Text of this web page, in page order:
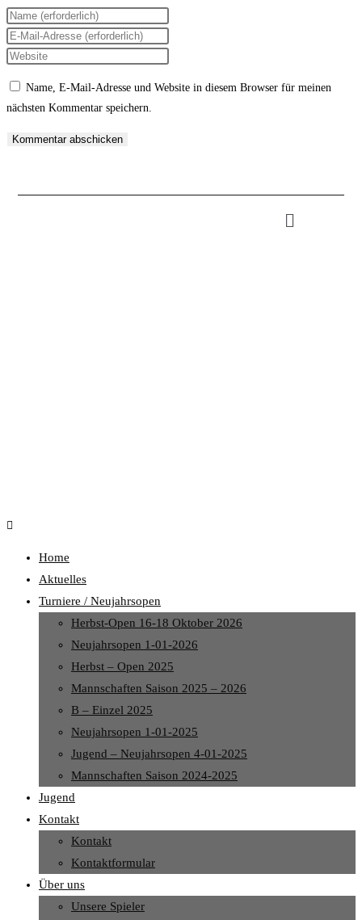
Name, E-Mail-Adresse und Website in diesem Browser für meinen
nächsten Kommentar speichern.
Home
Aktuelles
Turniere / Neujahrsopen
Herbst-Open 16-18 Oktober 2026
Neujahrsopen 1-01-2026
Herbst – Open 2025
Mannschaften Saison 2025 – 2026
B – Einzel 2025
Neujahrsopen 1-01-2025
Jugend – Neujahrsopen 4-01-2025
Mannschaften Saison 2024-2025
Jugend
Kontakt
Kontakt
Kontaktformular
Über uns
Unsere Spieler